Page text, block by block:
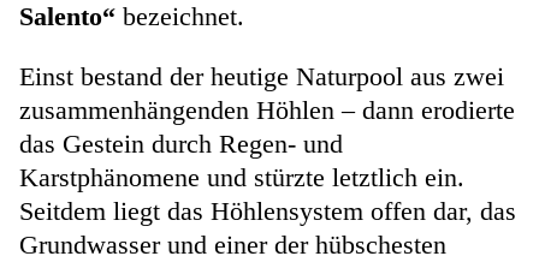
Salento“ bezeichnet.
Einst bestand der heutige Naturpool aus zwei
zusammenhängenden Höhlen – dann erodierte
das Gestein durch Regen- und
Karstphänomene und stürzte letztlich ein.
Seitdem liegt das Höhlensystem offen dar, das
Grundwasser und einer der hübschesten